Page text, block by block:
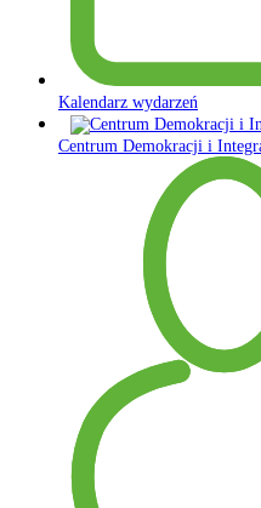
Kalendarz wydarzeń
Centrum Demokracji i